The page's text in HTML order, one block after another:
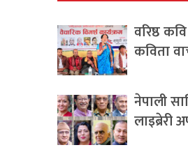
वरिष्ठ
कविता
नेपाली